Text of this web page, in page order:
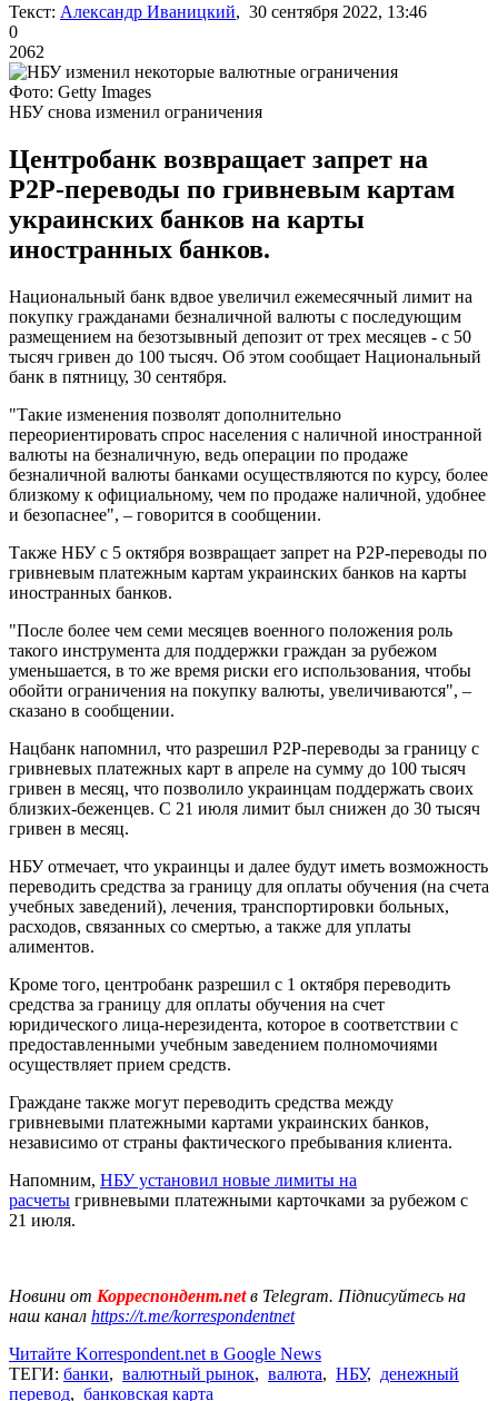
Текст: Александр Иваницкий, 30 сентября 2022, 13:46
0
2062
Фото: Getty Images
НБУ снова изменил ограничения
Центробанк возвращает запрет на
Р2Р-переводы по гривневым картам
украинских банков на карты
иностранных банков.
Национальный банк вдвое увеличил ежемесячный лимит на
покупку гражданами безналичной валюты с последующим
размещением на безотзывный депозит от трех месяцев - с 50
тысяч гривен до 100 тысяч. Об этом сообщает Национальный
банк в пятницу, 30 сентября.
"Такие изменения позволят дополнительно
переориентировать спрос населения c наличной иностранной
валюты на безналичную, ведь операции по продаже
безналичной валюты банками осуществляются по курсу, более
близкому к официальному, чем по продаже наличной, удобнее
и безопаснее", – говорится в сообщении.
Также НБУ с 5 октября возвращает запрет на Р2Р-переводы по
гривневым платежным картам украинских банков на карты
иностранных банков.
"После более чем семи месяцев военного положения роль
такого инструмента для поддержки граждан за рубежом
уменьшается, в то же время риски его использования, чтобы
обойти ограничения на покупку валюты, увеличиваются", –
сказано в сообщении.
Нацбанк напомнил, что разрешил Р2Р-переводы за границу с
гривневых платежных карт в апреле на сумму до 100 тысяч
гривен в месяц, что позволило украинцам поддержать своих
близких-беженцев. С 21 июля лимит был снижен до 30 тысяч
гривен в месяц.
НБУ отмечает, что украинцы и далее будут иметь возможность
переводить средства за границу для оплаты обучения (на счета
учебных заведений), лечения, транспортировки больных,
расходов, связанных со смертью, а также для уплаты
алиментов.
Кроме того, центробанк разрешил с 1 октября переводить
средства за границу для оплаты обучения на счет
юридического лица-нерезидента, которое в соответствии с
предоставленными учебным заведением полномочиями
осуществляет прием средств.
Граждане также могут переводить средства между
гривневыми платежными картами украинских банков,
независимо от страны фактического пребывания клиента.
Напомним, НБУ установил новые лимиты на
расчеты гривневыми платежными карточками за рубежом с
21 июля.
Новини от Корреспондент.netв Telegram. Підписуйтесь на
наш канал https://t.me/korrespondentnet
Читайте Korrespondent.net в Google News
ТЕГИ: банки, валютный рынок, валюта, НБУ, денежный
перевод, банковская карта